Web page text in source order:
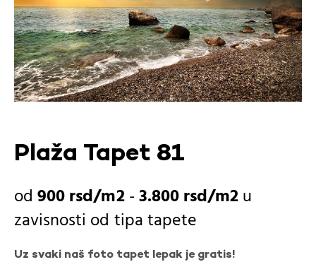
Plaža Tapet 81
900rsd -3.800rsd
u
zavisnosti od tipa tapete
Uz svaki naš foto tapet lepak je gratis!